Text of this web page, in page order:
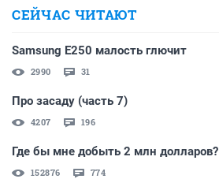
СЕЙЧАС ЧИТАЮТ
Samsung E250 малость глючит
2990 31
Про засаду (часть 7)
4207 196
Где бы мне добыть 2 млн долларов?
152876 774